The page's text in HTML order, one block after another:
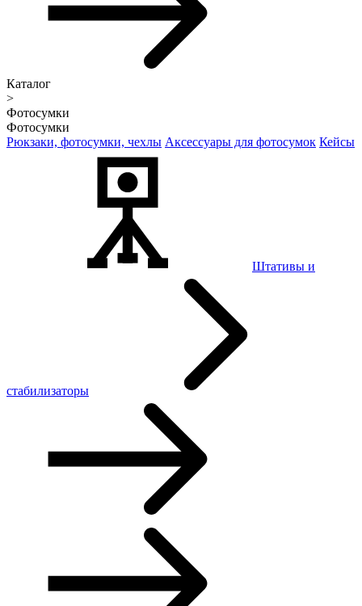
Каталог
>
Фотосумки
Фотосумки
Рюкзаки, фотосумки, чехлы Аксессуары для фотосумок Кейсы
Штативы и
стабилизаторы